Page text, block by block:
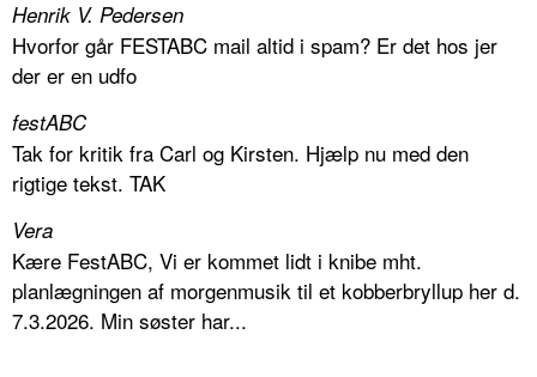
Henrik V. Pedersen
Hvorfor går FESTABC mail altid i spam? Er det hos jer
der er en udfo
festABC
Tak for kritik fra Carl og Kirsten. Hjælp nu med den
rigtige tekst. TAK
Vera
Kære FestABC, Vi er kommet lidt i knibe mht.
planlægningen af morgenmusik til et kobberbryllup her d.
7.3.2026. Min søster har...